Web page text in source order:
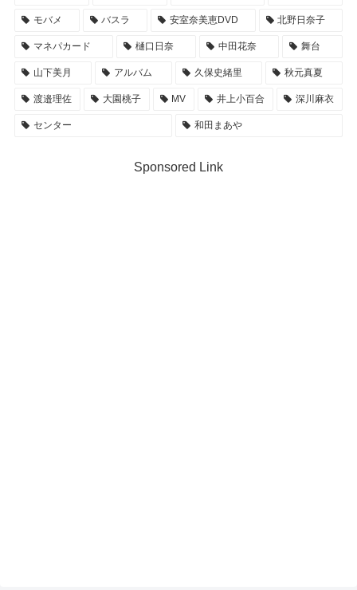
モバメ バスラ 安室奈美恵DVD 北野日奈子
マネパカード 樋口日奈 中田花奈 舞台
山下美月 アルバム 久保史緒里 秋元真夏
渡邉理佐 大園桃子 MV 井上小百合 深川麻衣
センター 和田まあや
Sponsored Link